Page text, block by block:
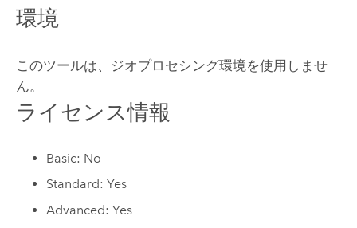
環境
このツールは、ジオプロセシング環境を使用しませ
ん。
ライセンス情報
Basic: No
Standard: Yes
Advanced: Yes